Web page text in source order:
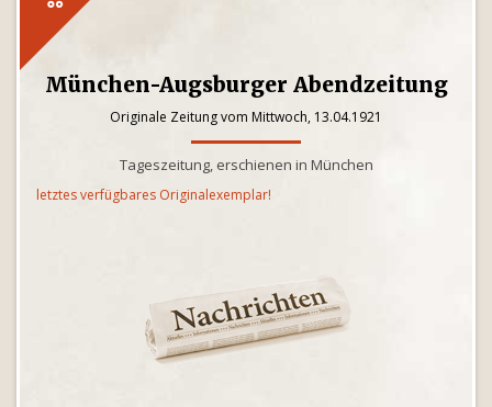
München-Augsburger Abendzeitung
Originale Zeitung vom Mittwoch, 13.04.1921
Tageszeitung, erschienen in München
letztes verfügbares Originalexemplar!